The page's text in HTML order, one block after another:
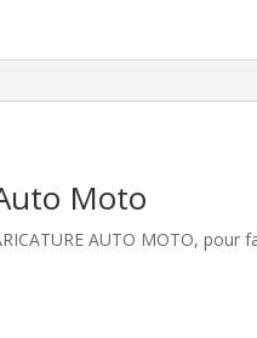
Moto
AUTO MOTO, pour